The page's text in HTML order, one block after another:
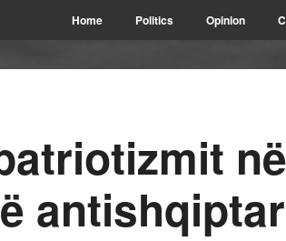
Home Politics Opinion
në